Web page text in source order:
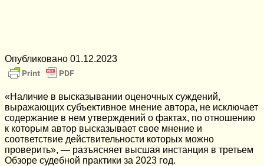
Опубликовано 01.12.2023
«Наличие в высказывании оценочных суждений,
выражающих субъективное мнение автора, не исключает
содержание в нем утверждений о фактах, по отношению
к которым автор высказывает свое мнение и
соответствие действительности которых можно
проверить», — разъясняет высшая инстанция в третьем
Обзоре судебной практики за 2023 год.